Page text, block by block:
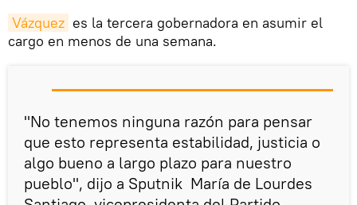
Vázquez es la tercera gobernadora en asumir el
cargo en menos de una semana.
"No tenemos ninguna razón para pensar
que esto representa estabilidad, justicia o
algo bueno a largo plazo para nuestro
pueblo", dijo a Sputnik María de Lourdes